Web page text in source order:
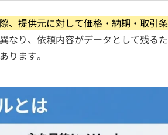
、提供元に対して価格・納期・取引条
なり、依頼内容がデータとして残るた
ります。